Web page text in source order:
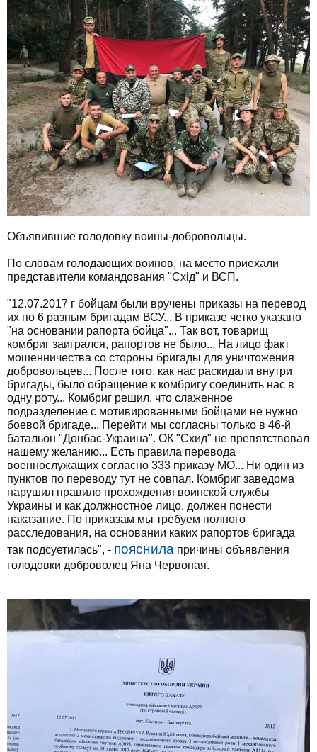
Объявившие голодовку воины-добровольцы.
По словам голодающих воинов, на место приехали
представители командования "Схід" и ВСП.
"12.07.2017 г бойцам были вручены приказы на перевод
их по 6 разным бригадам ВСУ... В приказе четко указано
"на основании рапорта бойца"... Так вот, товарищ
комбриг заигрался, рапортов не было... На лицо факт
мошенничества со стороны бригады для уничтожения
добровольцев... После того, как нас раскидали внутри
бригады, было обращение к комбригу соединить нас в
одну роту... Комбриг решил, что слаженное
подразделение с мотивированными бойцами не нужно
боевой бригаде... Перейти мы согласны только в 46-й
батальон "Донбас-Украина". ОК "Схид" не препятствовал
нашему желанию... Есть правила перевода
военнослужащих согласно 333 приказу МО... Ни один из
пунктов по переводу тут не совпал. Комбриг заведома
нарушил правило прохождения воинской службы
Украины и как должностное лицо, должен понести
наказание. По приказам мы требуем полного
расследования, на основании каких рапортов бригада
так подсуетилась", - пояснила причины объявления
голодовки доброволец Яна Червоная.